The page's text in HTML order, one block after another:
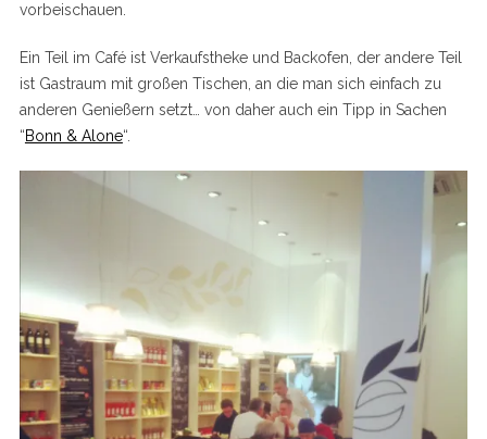
vorbeischauen.
Ein Teil im Café ist Verkaufstheke und Backofen, der andere Teil
ist Gastraum mit großen Tischen, an die man sich einfach zu
anderen Genießern setzt… von daher auch ein Tipp in Sachen
“Bonn & Alone“.